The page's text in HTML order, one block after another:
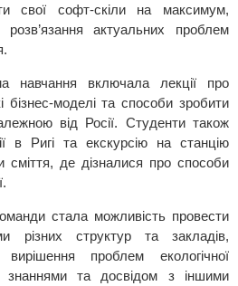
свої софт-скіли на максимум,
актуальних проблем
навчання включала лекції про
бізнес-моделі та способи зробити
від Росії. Студенти також
в Ригі та екскурсію на станцію
сміття, де дізналися про способи
стала можливість провести
різних структур та закладів,
проблем екологічної
знаннями та досвідом з іншими